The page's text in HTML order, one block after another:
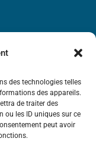
des technologies telles
des appareils.
de traiter des
ou les ID uniques sur ce
peut avoir
d’André-
TVA intra-